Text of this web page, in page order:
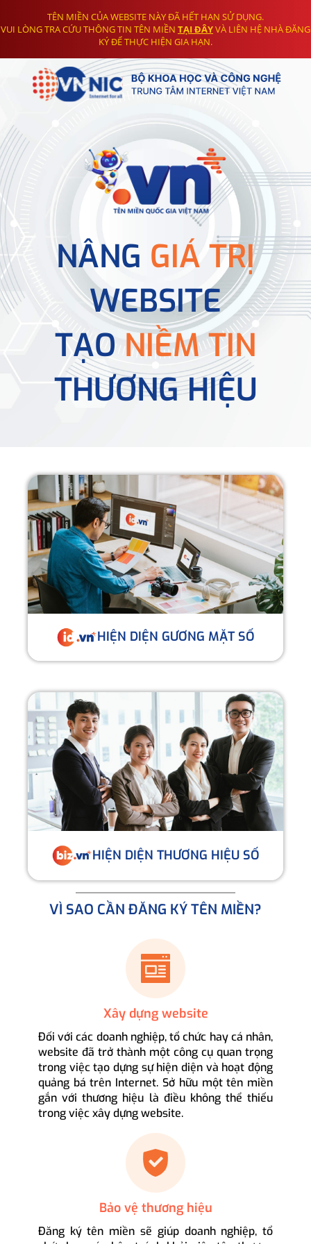
TÊN MIỀN CỦA WEBSITE NÀY ĐÃ HẾT HẠN SỬ DỤNG.
VUI LÒNG TRA CỨU THÔNG TIN TÊN MIỀN TẠI ĐÂYVÀ LIÊN HỆ NHÀ ĐĂNG
KÝ ĐỂ THỰC HIỆN GIA HẠN.
NÂNG GIÁ TRỊ
WEBSITE
TẠONIỀM TIN
THƯƠNG HIỆU
HIỆN DIỆN GƯƠNG MẶT SỐ
HIỆN DIỆN THƯƠNG HIỆU SỐ
VÌ SAO CẦN ĐĂNG KÝ TÊN MIỀN?
Xây dựng website
Đối với các doanh nghiệp, tổ chức hay cá nhân,
website đã trở thành một công cụ quan trọng
trong việc tạo dựng sự hiện diện và hoạt động
quảng bá trên Internet. Sở hữu một tên miền
gắn với thương hiệu là điều không thể thiếu
trong việc xây dựng website.
Bảo vệ thương hiệu
Đăng ký tên miền sẽ giúp doanh nghiệp, tổ